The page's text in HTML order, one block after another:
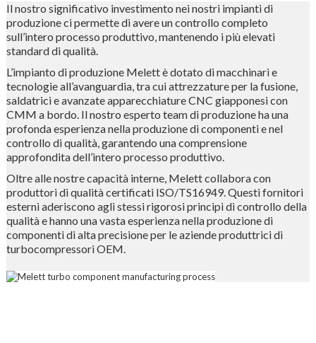
Il nostro significativo investimento nei nostri impianti di
produzione ci permette di avere un controllo completo
sull’intero processo produttivo, mantenendo i più elevati
standard di qualità.
L’impianto di produzione Melett è dotato di macchinari e
tecnologie all’avanguardia, tra cui attrezzature per la fusione,
saldatrici e avanzate apparecchiature CNC giapponesi con
CMM a bordo. Il nostro esperto team di produzione ha una
profonda esperienza nella produzione di componenti e nel
controllo di qualità, garantendo una comprensione
approfondita dell’intero processo produttivo.
Oltre alle nostre capacità interne, Melett collabora con
produttori di qualità certificati ISO/TS16949. Questi fornitori
esterni aderiscono agli stessi rigorosi principi di controllo della
qualità e hanno una vasta esperienza nella produzione di
componenti di alta precisione per le aziende produttrici di
turbocompressori OEM.